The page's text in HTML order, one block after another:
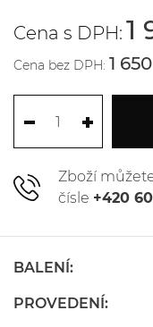
Cena s DPH: 1
Cena bez DPH: 1
Zboží
čísle +420
BALENÍ:
PROVEDENÍ: